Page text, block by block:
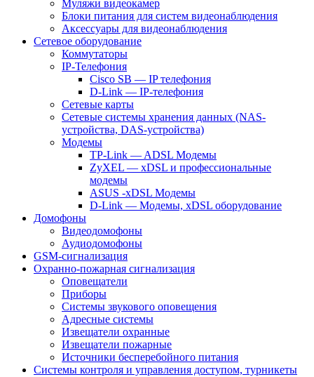
Муляжи видеокамер
Блоки питания для систем видеонаблюдения
Аксессуары для видеонаблюдения
Сетевое оборудование
Коммутаторы
IP-Телефония
Cisco SB — IP телефония
D-Link — IP-телефония
Сетевые карты
Сетевые системы хранения данных (NAS-
устройства, DAS-устройства)
Модемы
TP-Link — ADSL Модемы
ZyXEL — xDSL и профессиональные
модемы
ASUS -xDSL Модемы
D-Link — Модемы, xDSL оборудование
Домофоны
Видеодомофоны
Аудиодомофоны
GSM-сигнализация
Охранно-пожарная сигнализация
Оповещатели
Приборы
Системы звукового оповещения
Адресные системы
Извещатели охранные
Извещатели пожарные
Источники бесперебойного питания
Системы контроля и управления доступом, турникеты